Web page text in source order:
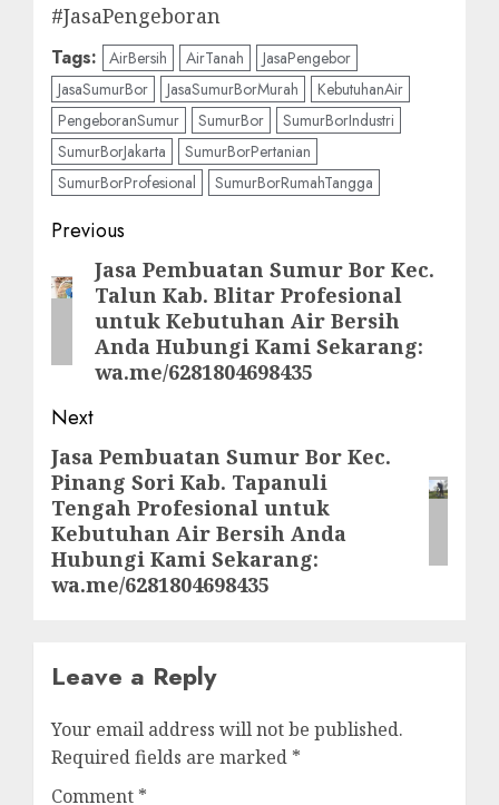
#JasaPengeboran
Tags: AirBersih AirTanah
JasaPengebor
JasaSumurBor
JasaSumurBorMurah
KebutuhanAir
PengeboranSumur
SumurBor
SumurBorIndustri
SumurBorJakarta
SumurBorPertanian
SumurBorProfesional
SumurBorRumahTangga
Post
navigation
Previous
Previous
post:
Jasa Pembuatan Sumur Bor Kec.
Talun Kab. Blitar Profesional
untuk Kebutuhan Air Bersih
Anda Hubungi Kami Sekarang:
wa.me/6281804698435
Next
Next
post:
Jasa Pembuatan Sumur Bor Kec.
Pinang Sori Kab. Tapanuli
Tengah Profesional untuk
Kebutuhan Air Bersih Anda
Hubungi Kami Sekarang:
wa.me/6281804698435
Leave a Reply
Your email address will not be published.
Required fields are marked *
Comment *